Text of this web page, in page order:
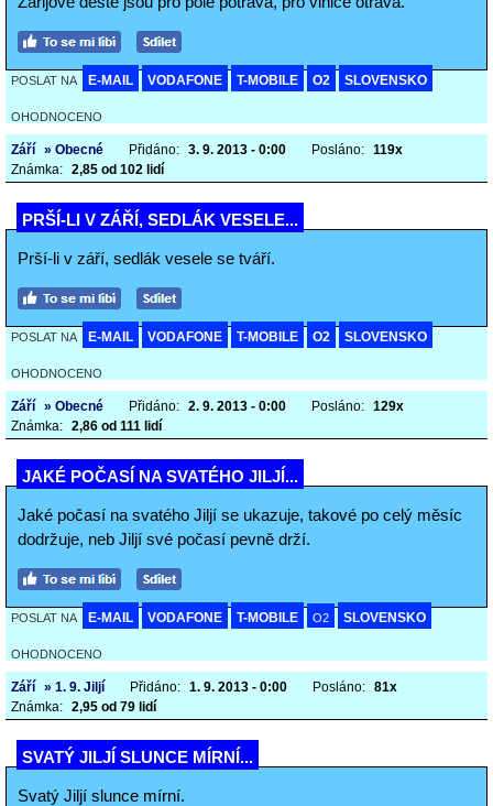
POSLAT NA E-MAIL VODAFONE T-MOBILE O2 SLOVENSKO
OHODNOCENO
Září » Obecné Přidáno: 3. 9. 2013 - 0:00 Posláno: 119x
Známka: 2,85 od 102 lidí
PRŠÍ-LI V ZÁŘÍ, SEDLÁK VESELE...
Prší-li v září, sedlák vesele se tváří.
POSLAT NA E-MAIL VODAFONE T-MOBILE O2 SLOVENSKO
OHODNOCENO
Září » Obecné Přidáno: 2. 9. 2013 - 0:00 Posláno: 129x
Známka: 2,86 od 111 lidí
JAKÉ POČASÍ NA SVATÉHO JILJÍ...
Jaké počasí na svatého Jiljí se ukazuje, takové po celý měsíc
dodržuje, neb Jiljí své počasí pevně drží.
POSLAT NA E-MAIL VODAFONE T-MOBILE O2 SLOVENSKO
OHODNOCENO
Září » 1. 9. Jiljí Přidáno: 1. 9. 2013 - 0:00 Posláno: 81x
Známka: 2,95 od 79 lidí
SVATÝ JILJÍ SLUNCE MÍRNÍ...
Svatý Jiljí slunce mírní.